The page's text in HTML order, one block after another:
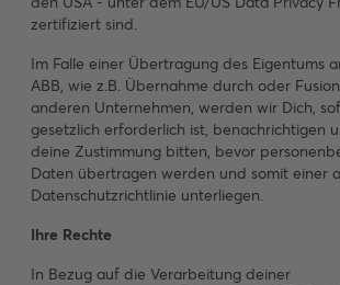
zertifiziert sind.
Im Falle einer Übertragung des Eigentums
ABB, wie z.B. Übernahme durch oder
anderen Unternehmen, werden wir Dich,
gesetzlich erforderlich ist, benachrichtigen
deine Zustimmung bitten, bevor
Daten übertragen werden und somit einer
Datenschutzrichtlinie unterliegen.
Ihre Rechte
In Bezug auf die Verarbeitung deiner